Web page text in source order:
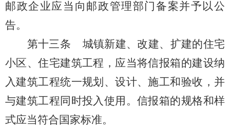
邮政企业应当向邮政管理部门备案并予以公
告。
第十三条 城镇新建、改建、扩建的住宅
小区、住宅建筑工程，应当将信报箱的建设纳
入建筑工程统一规划、设计、施工和验收，并
与建筑工程同时投入使用。信报箱的规格和样
式应当符合国家标准。